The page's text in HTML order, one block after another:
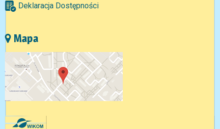
Deklaracja Dostępności
Mapa